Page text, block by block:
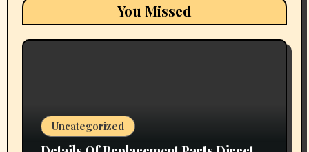
You Missed
Uncategorized